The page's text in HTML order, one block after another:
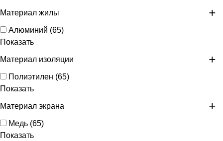
Материал жилы
Алюминий (65)
Показать
Материал изоляции
Полиэтилен (65)
Показать
Материал экрана
Медь (65)
Показать